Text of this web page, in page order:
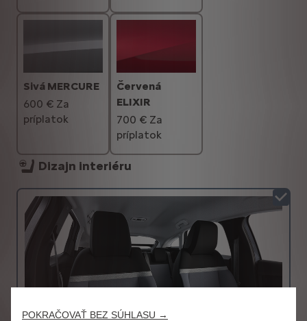
Sivá MERCURE
600 € Za
príplatok
Červená
ELIXIR
700 € Za
príplatok
Dizajn interiéru
POKRAČOVAŤ BEZ SÚHLASU →